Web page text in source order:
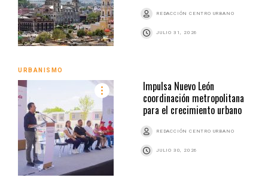
REDACCIÓN CENTRO URBANO
JULIO 31, 2026
URBANISMO
Impulsa Nuevo León
coordinación metropolitana
para el crecimiento urbano
REDACCIÓN CENTRO URBANO
JULIO 30, 2026